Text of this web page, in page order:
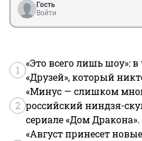
Гость
Войти
1
«Это всего лишь шоу»: в
«Друзей», который
2
«Минус — слишком
российский ниндзя-
сериале «Дом
«Август принесет